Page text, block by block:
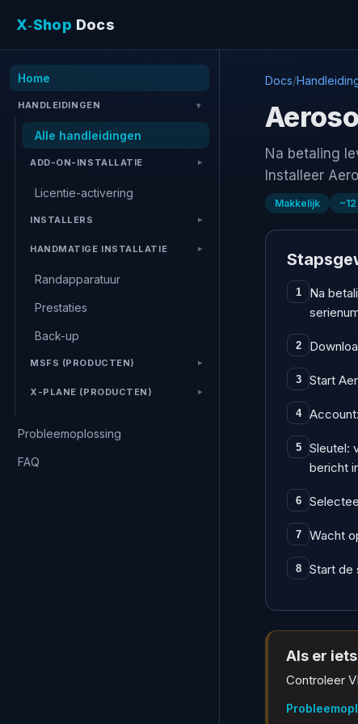
X‑Shop Docs
Home
HANDLEIDINGEN
Alle handleidingen
ADD-ON-INSTALLATIE
Licentie-activering
INSTALLERS
HANDMATIGE INSTALLATIE
Randapparatuur
Prestaties
Back-up
MSFS (PRODUCTEN)
X-PLANE (PRODUCTEN)
Probleemoplossing
FAQ
Docs/
Na betaling
Installeer
Makkelijk ~12
1
Na
2
3 Start
4
5
Sleutel:
bericht
6
7 Wacht
8 Start de
Als er
Controleer